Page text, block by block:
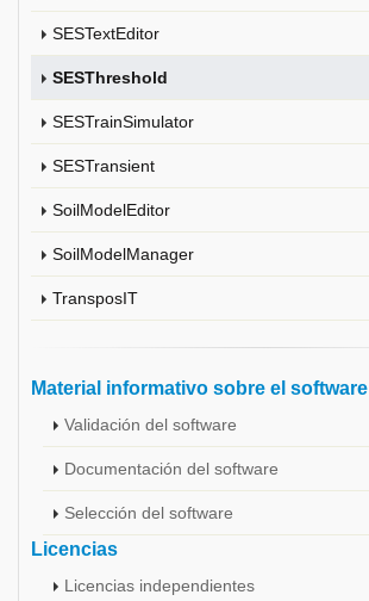
SESTextEditor
SESThreshold
SESTrainSimulator
SESTransient
SoilModelEditor
SoilModelManager
TransposIT
Material informativo sobre el software
Validación del software
Documentación del software
Selección del software
Licencias
Licencias independientes